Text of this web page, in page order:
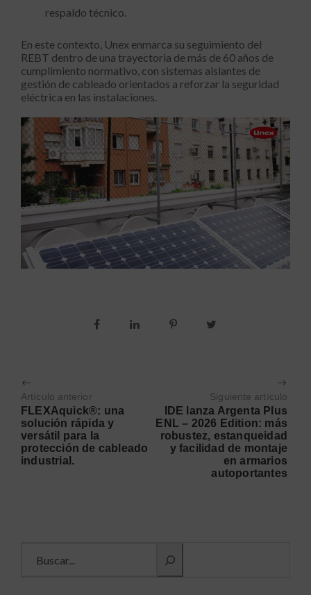
respaldo técnico.
En este contexto, Unex enmarca su seguimiento del
REBT dentro de una trayectoria de más de 60 años de
cumplimiento normativo, con sistemas aislantes de
gestión de cableado orientados a reforzar la seguridad
eléctrica en las instalaciones.
Artículo anterior
FLEXAquick®: una
solución rápida y
versátil para la
protección de cableado
industrial.
Siguiente artículo
IDE lanza Argenta Plus
ENL – 2026 Edition: más
robustez, estanqueidad
y facilidad de montaje
en armarios
autoportantes